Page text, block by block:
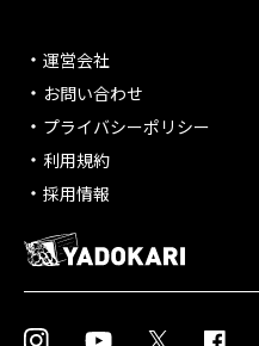
運営会社
お問い合わせ
プライバシーポリシー
利用規約
採用情報